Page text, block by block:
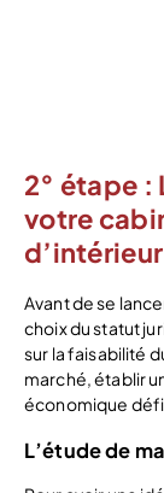
2° étape :
votre
d’intérieur
Avant de se
choix du statut
sur la faisabilité
marché, établir
économique
L’étude de